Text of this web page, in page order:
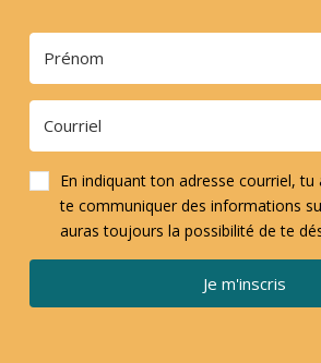
En indiquant ton adresse courriel, tu
te communiquer des informations
auras toujours la possibilité de te
Je m'inscris